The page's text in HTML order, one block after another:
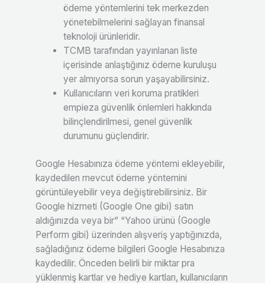
ödeme yöntemlerini tek merkezden
yönetebilmelerini sağlayan finansal
teknoloji ürünleridir.
TCMB tarafından yayınlanan liste
içerisinde anlaştığınız ödeme kuruluşu
yer almıyorsa sorun yaşayabilirsiniz.
Kullanıcıların veri koruma pratikleri
empieza güvenlik önlemleri hakkında
bilinçlendirilmesi, genel güvenlik
durumunu güçlendirir.
Google Hesabınıza ödeme yöntemi ekleyebilir,
kaydedilen mevcut ödeme yöntemini
görüntüleyebilir veya değiştirebilirsiniz. Bir
Google hizmeti (Google One gibi) satın
aldığınızda veya bir” “Yahoo ürünü (Google
Perform gibi) üzerinden alışveriş yaptığınızda,
sağladığınız ödeme bilgileri Google Hesabınıza
kaydedilir. Önceden belirli bir miktar pra
yüklenmiş kartlar ve hediye kartları, kullanıcıların